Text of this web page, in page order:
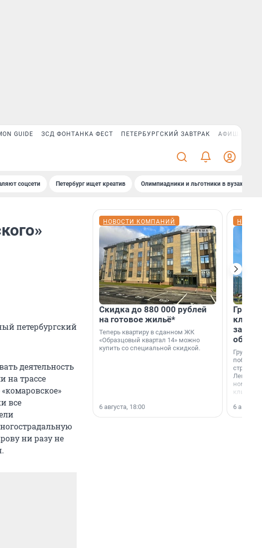
GUIDE ЗСД ФОНТАНКА ФЕСТ ПЕТЕРБУРГСКИЙ ЗАВТРАК АФИША PLUS
соцсети Петербург ищет креатив Олимпиадники и льготники в вузах СПб
петербургский
деятельность
на трассе
все
ни разу не
НОВОСТИ КОМПАНИЙ
Скидка до 880 000 рублей
на готовое жильё*
Теперь квартиру в сданном ЖК
«Образцовый квартал 14» можно
купить со специальной скидкой.
6 августа, 18:00
Группа
области».
6